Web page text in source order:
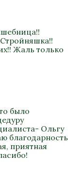
Жаль только
было
Ольгу
благодарность
приятная